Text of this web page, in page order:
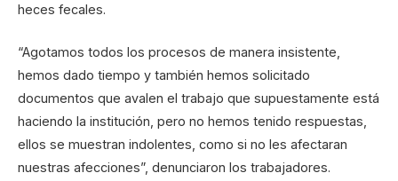
heces fecales.
“Agotamos todos los procesos de manera insistente,
hemos dado tiempo y también hemos solicitado
documentos que avalen el trabajo que supuestamente está
haciendo la institución, pero no hemos tenido respuestas,
ellos se muestran indolentes, como si no les afectaran
nuestras afecciones”, denunciaron los trabajadores.